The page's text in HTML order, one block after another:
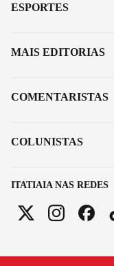
ITATIAIA NAS REDES
ESPORTES
MAIS EDITORIAS
COMENTARISTAS
COLUNISTAS